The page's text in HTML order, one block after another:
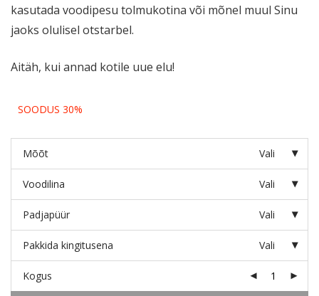
kasutada voodipesu tolmukotina või mõnel muul Sinu
jaoks olulisel otstarbel.
Aitäh, kui annad kotile uue elu!
SOODUS 30%
Mõõt Vali
Voodilina Vali
Padjapüür Vali
Pakkida kingitusena Vali
Kogus